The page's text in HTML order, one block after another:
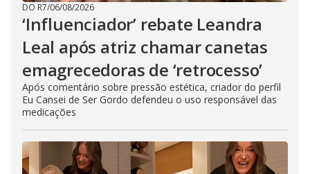
DO R7/06/08/2026
‘Influenciador’ rebate Leandra
Leal após atriz chamar canetas
emagrecedoras de ‘retrocesso’
Após comentário sobre pressão estética, criador do perfil
Eu Cansei de Ser Gordo defendeu o uso responsável das
medicações